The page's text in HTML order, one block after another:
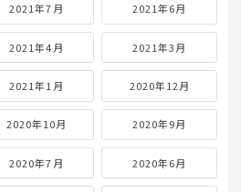
2021年7月 2021年6月
2021年4月 2021年3月
2021年1月 2020年12月
2020年10月 2020年9月
2020年7月 2020年6月